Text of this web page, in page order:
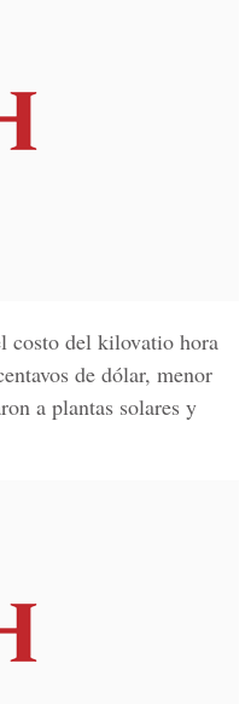
costo del kilovatio hora
de dólar, menor
a plantas solares y